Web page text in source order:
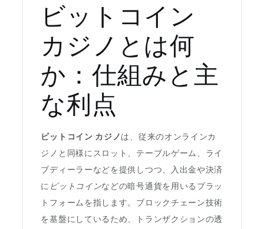
ビットコイン
カジノとは何
か：仕組みと主
な利点
ビットコイン カジノは、従来のオンラインカ
ジノと同様にスロット、テーブルゲーム、ライ
ブディーラーなどを提供しつつ、入出金や決済
に ビットコインなどの暗号通貨を用いるプラッ
トフォームを指します。ブロックチェーン技術
を基盤にしているため、トランザクションの透